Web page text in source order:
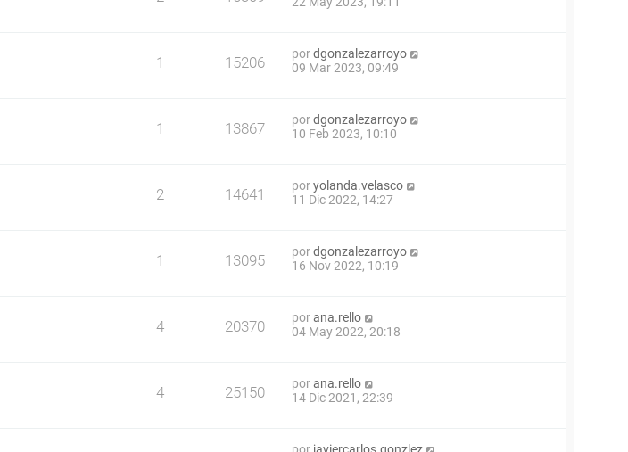
1 15206 pordgonzalezarroyo
09 Mar 2023, 09:49
1 13867 pordgonzalezarroyo
10 Feb 2023, 10:10
2 14641 poryolanda.velasco
11 Dic 2022, 14:27
1 13095 pordgonzalezarroyo
16 Nov 2022, 10:19
4 20370 porana.rello
04 May 2022, 20:18
4 25150 porana.rello
14 Dic 2021, 22:39